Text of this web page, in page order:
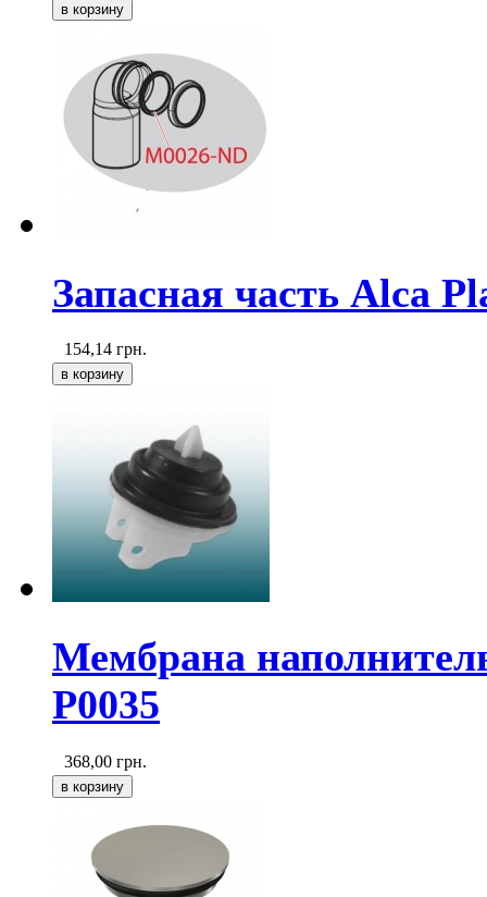
Запасная часть Alca
154,14 грн.
Мембрана
P0035
368,00 грн.